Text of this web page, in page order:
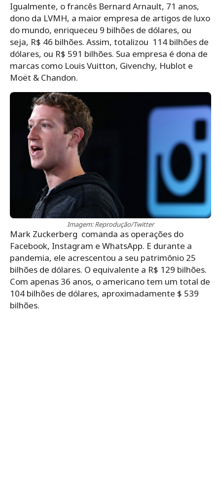
Igualmente, o francês Bernard Arnault, 71 anos,
dono da LVMH, a maior empresa de artigos de luxo
do mundo, enriqueceu 9 bilhões de dólares, ou
seja, R$ 46 bilhões. Assim, totalizou 114 bilhões de
dólares, ou R$ 591 bilhões. Sua empresa é dona de
marcas como Louis Vuitton, Givenchy, Hublot e
Moët & Chandon.
Imagem: Reprodução/Twitter
Mark Zuckerberg comanda as operações do
Facebook, Instagram e WhatsApp. E durante a
pandemia, ele acrescentou a seu patrimônio 25
bilhões de dólares. O equivalente a R$ 129 bilhões.
Com apenas 36 anos, o americano tem um total de
104 bilhões de dólares, aproximadamente $ 539
bilhões.